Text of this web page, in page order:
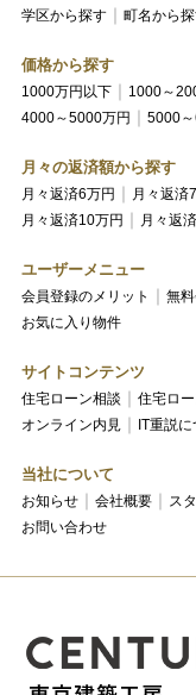
学区から探す 町名から
価格から探す
1000万円以下 1000～
4000～5000万円
5000
月々の返済額から探す
月々返済6万円 月々返済
月々返済10万円
月々返
ユーザーメニュー
会員登録のメリット 無
お気に入り物件
サイトコンテンツ
住宅ローン相談 住宅ロ
オンライン内見
IT重説
当社について
お知らせ 会社概要 ス
お問い合わせ